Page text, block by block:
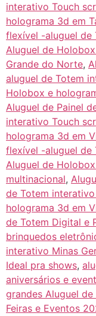
interativo Touch
holograma 3d em
flexível -aluguel de
Aluguel de
Grande do Norte,
aluguel de Totem
Holobox e
Aluguel de Painel
interativo Touch
holograma 3d em
flexível -aluguel de
Aluguel de
multinacional,
de Totem
holograma 3d em
de Totem Digital e
brinquedos
interativo Minas
Ideal pra shows,
aniversários e
grandes Aluguel
Feiras e Eventos